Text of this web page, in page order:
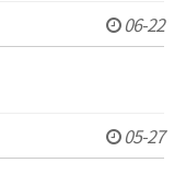
06-22
05-27